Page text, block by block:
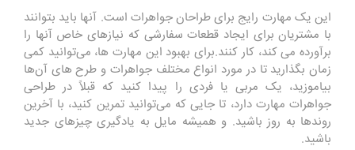
این یک مهارت رایج برای طراحان جواهرات است. آنها باید بتوانند
با مشتریان برای ایجاد قطعات سفارشی که نیازهای خاص آنها را
برآورده می کند، کار کنند.برای بهبود این مهارت ‌ها، می‌توانید کمی
زمان بگذارید تا در مورد انواع مختلف جواهرات و طرح ‌های آن‌ها
بیاموزید، یک مربی یا فردی را پیدا کنید که قبلاً در طراحی
جواهرات مهارت دارد، تا جایی که می‌توانید تمرین کنید، با آخرین
روندها به‌ روز باشید. و همیشه مایل به یادگیری چیزهای جدید
باشید.